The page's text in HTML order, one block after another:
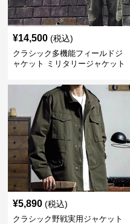
¥14,500 (税込)
クラシック多機能フィールドジ
ャケット ミリタリージャケット
¥5,890 (税込)
クラシック野戦実用ジャケット